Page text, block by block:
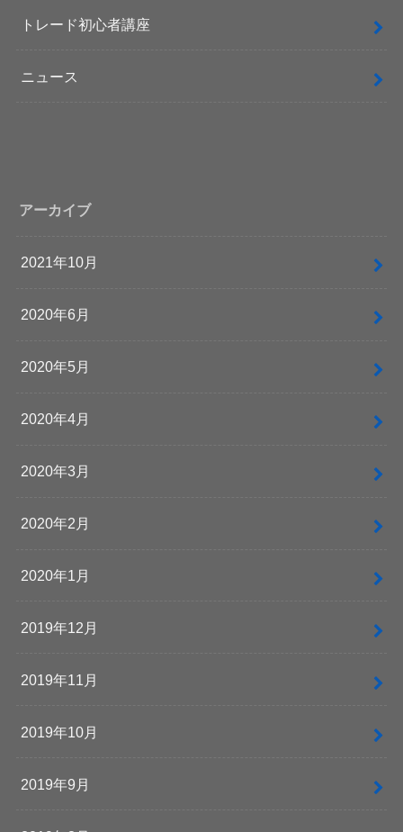
トレード初心者講座
ニュース
アーカイブ
2021年10月
2020年6月
2020年5月
2020年4月
2020年3月
2020年2月
2020年1月
2019年12月
2019年11月
2019年10月
2019年9月